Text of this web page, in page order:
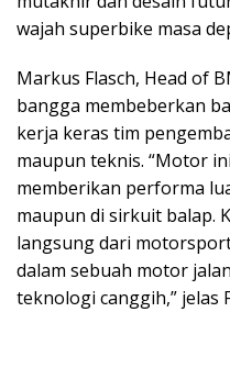
wajah superbike masa
Markus Flasch, Head of
bangga membeberkan
kerja keras tim
maupun teknis. “Motor
memberikan performa
maupun di sirkuit balap.
langsung dari
dalam sebuah motor
teknologi canggih,” jelas